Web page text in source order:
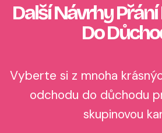
Další Návrhy
Do
Vyberte si z mnoha
odchodu do důchodu
skupinovou